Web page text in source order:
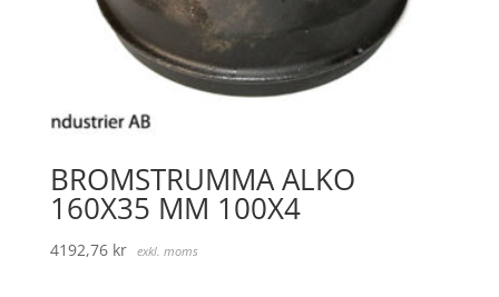
BROMSTRUMMA ALKO
160X35 MM 100X4
4192,76 kr exkl. moms